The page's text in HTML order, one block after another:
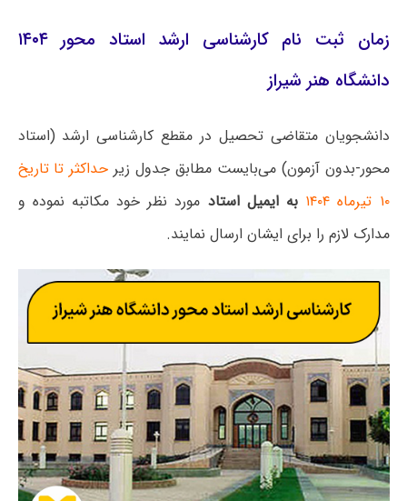
زمان ثبت نام کارشناسی ارشد استاد محور ۱۴۰۴
دانشگاه هنر شیراز
دانشجویان متقاضی تحصیل در مقطع کارشناسی ارشد (استاد
محور-بدون آزمون) می‌بایست مطابق جدول زیر حداکثر تا تاریخ
۱۰ تیرماه ۱۴۰۴
به ایمیل استاد مورد نظر خود مکاتبه نموده و
مدارک لازم را برای ایشان ارسال نمایند.